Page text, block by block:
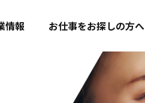
情報 お仕事をお探しの方へ